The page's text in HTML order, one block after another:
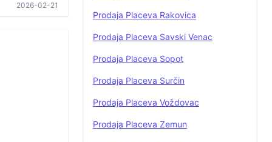
2026-02-21
Prodaja Placeva Rakovica
Prodaja Placeva Savski Venac
Prodaja Placeva Sopot
Prodaja Placeva Surčin
Prodaja Placeva Voždovac
Prodaja Placeva Zemun